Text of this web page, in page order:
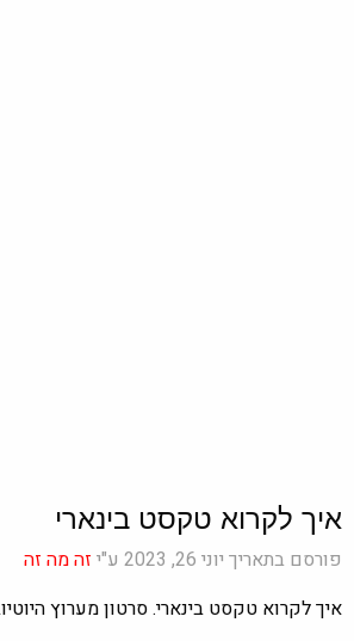
איך לקרוא טקסט בינארי
פורסם בתאריך יוני 26, 2023 ע"י
זה מה זה
איך לקרוא טקסט בינארי. סרטון מערוץ